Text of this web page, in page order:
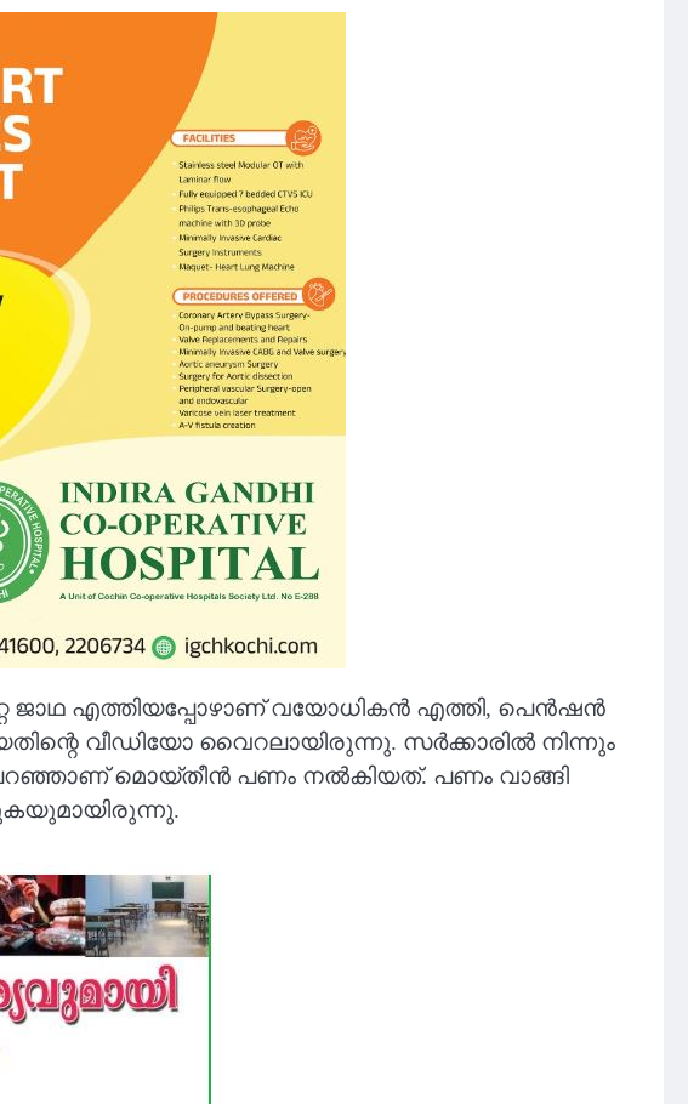
ജാഥ എത്തിയപ്പോഴാണ് വയോധികന്‍ എത്തി, പെന്‍ഷന്‍
വീഡിയോ വൈറലായിരുന്നു. സര്‍ക്കാരില്‍ നിന്നും
മൊയ്തീന്‍ പണം നല്‍കിയത്. പണം വാങ്ങി